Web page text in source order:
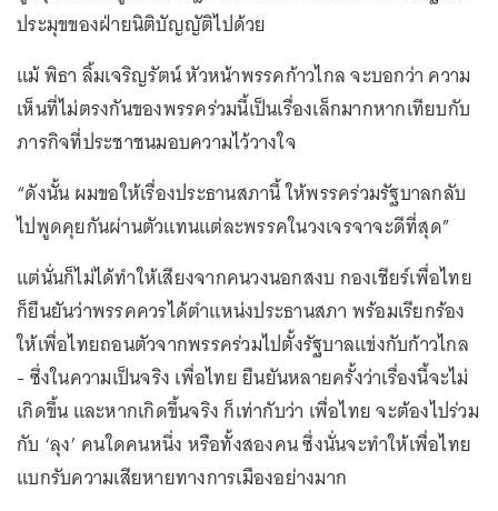
ประมุขของฝ่ายนิติบัญญัติไปด้วย
แม้ พิธา ลิ้มเจริญรัตน์ หัวหน้าพรรคก้าวไกล จะบอกว่า ความ
เห็นที่ไม่ตรงกันของพรรคร่วมนี้เป็นเรื่องเล็กมากหากเทียบกับ
ภารกิจที่ประชาชนมอบความไว้วางใจ
“ดังนั้น ผมขอให้เรื่องประธานสภานี้ ให้พรรคร่วมรัฐบาลกลับ
ไปพูดคุยกันผ่านตัวแทนแต่ละพรรคในวงเจรจาจะดีที่สุด”
แต่นั่นก็ไม่ได้ทำให้เสียงจากคนวงนอกสงบ กองเชียร์เพื่อไทย
ก็ยืนยันว่าพรรคควรได้ตำแหน่งประธานสภา พร้อมเรียกร้อง
ให้เพื่อไทยถอนตัวจากพรรคร่วมไปตั้งรัฐบาลแข่งกับก้าวไกล
- ซึ่งในความเป็นจริง เพื่อไทย ยืนยันหลายครั้งว่าเรื่องนี้จะไม่
เกิดขึ้น และหากเกิดขึ้นจริง ก็เท่ากับว่า เพื่อไทย จะต้องไปร่วม
กับ ‘ลุง’ คนใดคนหนึ่ง หรือทั้งสองคน ซึ่งนั่นจะทำให้เพื่อไทย
แบกรับความเสียหายทางการเมืองอย่างมาก